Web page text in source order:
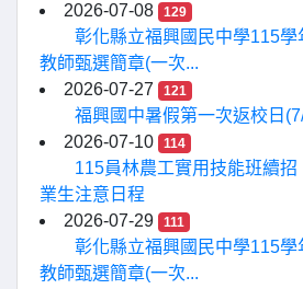
2026-07-08
129
彰化縣立福興國民中學115
教師甄選簡章(一次...
2026-07-27
121
福興國中暑假第一次返校日
2026-07-10
114
115員林農工實用技能班續
業生注意日程
2026-07-29
111
彰化縣立福興國民中學115
教師甄選簡章(一次...